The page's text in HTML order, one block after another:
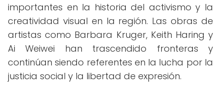
importantes en la historia del activismo y la
creatividad visual en la región. Las obras de
artistas como Barbara Kruger, Keith Haring y
Ai Weiwei han trascendido fronteras y
continúan siendo referentes en la lucha por la
justicia social y la libertad de expresión.